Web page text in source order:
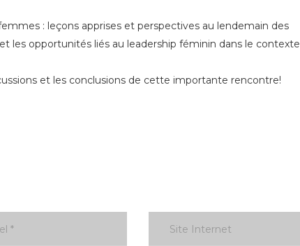
: leçons apprises et perspectives au lendemain des
les opportunités liés au leadership féminin dans le contexte
et les conclusions de cette importante rencontre!